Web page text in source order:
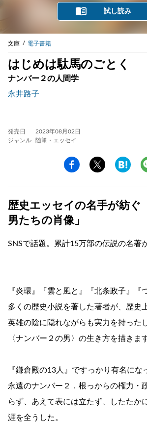
試し読み
文庫 電子書籍
はじめは駄馬のごとく
ナンバー２の人間学
永井路子
発売日
2023年08月02日
ジャンル
随筆・エッセイ
歴史エッセイの名手が紡ぐ
男たちの肖像」
SNSで話題。累計15万部の伝説の名著
『炎環』『雲と風と』『北条政子』
多くの歴史小説を著した著者が、歴史
英雄の陰に隠れながらも実力を持った
〈ナンバー２の男〉の生き方を描きま
『鎌倉殿の13人』ですっかり有名にな
永遠のナンバー２．根っからの権力・
らず、あえて表には立たず、したたか
涯を全うした。